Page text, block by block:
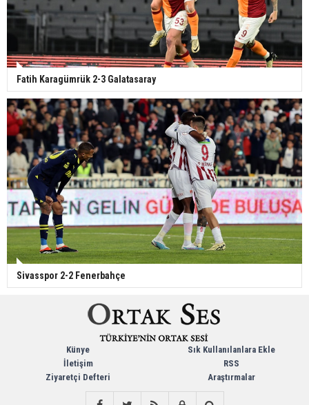
Fatih Karagümrük 2-3 Galatasaray
Sivasspor 2-2 Fenerbahçe
Künye
İletişim
Ziyaretçi Defteri
Sık Kullanılanlara Ekle
RSS
Araştırmalar